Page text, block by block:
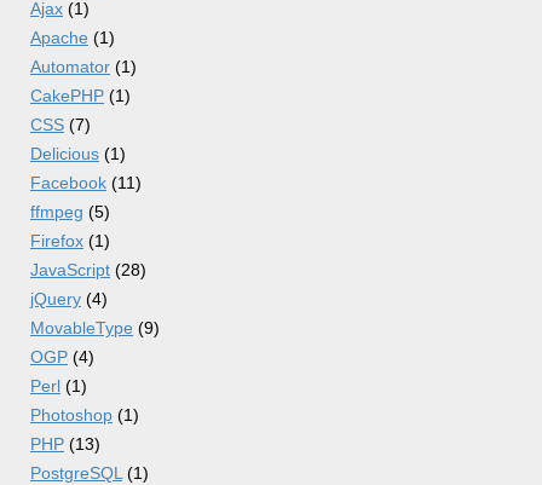
Ajax (1)
Apache (1)
Automator (1)
CakePHP (1)
CSS (7)
Delicious (1)
Facebook (11)
ffmpeg (5)
Firefox (1)
JavaScript (28)
jQuery (4)
MovableType (9)
OGP (4)
Perl (1)
Photoshop (1)
PHP (13)
PostgreSQL(1)